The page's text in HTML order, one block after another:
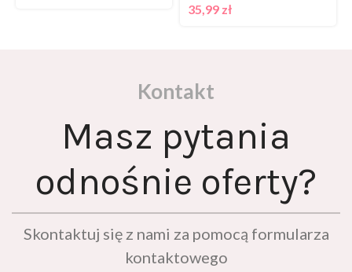
35,99 zł
Kontakt
Masz pytania
odnośnie oferty?
Skontaktuj się z nami za pomocą formularza
kontaktowego